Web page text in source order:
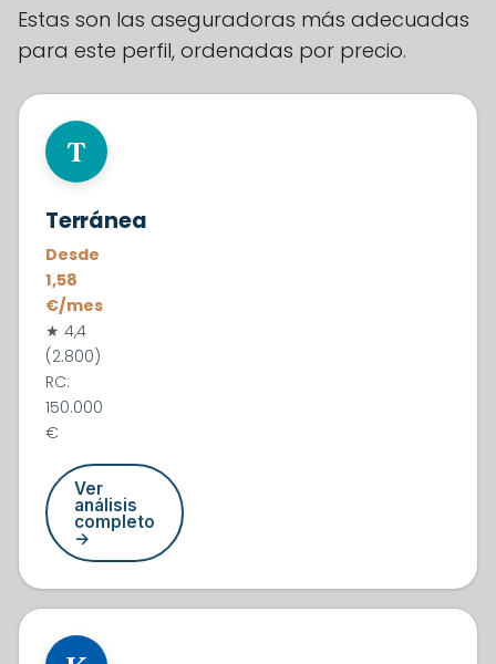
Estas son las aseguradoras más adecuadas
para este perfil, ordenadas por precio.
#1
T
Terránea
Desde
1,58
€/mes
★ 4,4
(2.800)
RC:
150.000
€
Ver
análisis
completo
→